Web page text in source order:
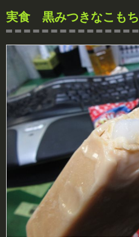
実食 黒みつきなこもち